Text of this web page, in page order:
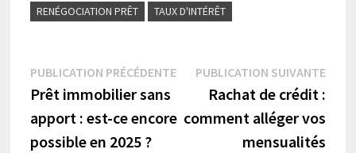
RENÉGOCIATION PRÊT
TAUX D'INTÉRÊT
Navigation
de
l’article
PUBLICATION PRÉCÉDENTEPublication
précédente :
Prêt immobilier sans
apport : est-ce encore
possible en 2025 ?
PUBLICATION SUIVANTE
Rachat de crédit :
comment alléger vos
mensualités